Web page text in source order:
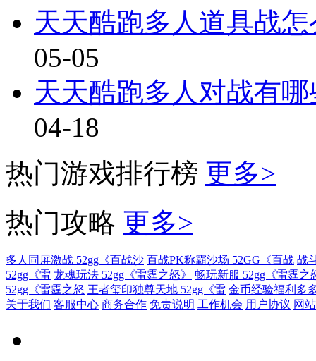
天天酷跑多人道具战
05-05
天天酷跑多人对战有
04-18
热门游戏排行榜 更多>
热门攻略 更多>
多人同屏激战 52gg《百战沙 百战PK称霸沙场 52GG《百战 战
52gg《雷 龙魂玩法 52gg《雷霆之怒》
畅玩新服 52gg《雷霆之
52gg《雷霆之怒 王者玺印独尊天地 52gg《雷 金币经验福利多
关于我们 客服中心 商务合作 免责说明 工作机会 用户协议 网